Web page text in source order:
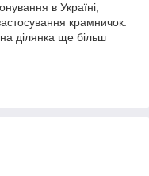
в Україні,
крамничок.
ділянка ще більш